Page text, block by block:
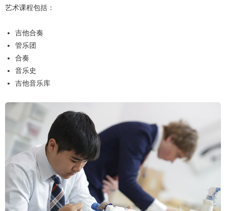
艺术课程包括：
吉他合奏
管乐团
合奏
音乐史
吉他音乐库